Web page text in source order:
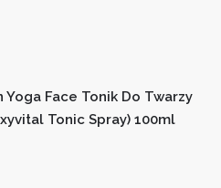
Yoga Face Tonik Do Twarzy
Tonic Spray) 100ml